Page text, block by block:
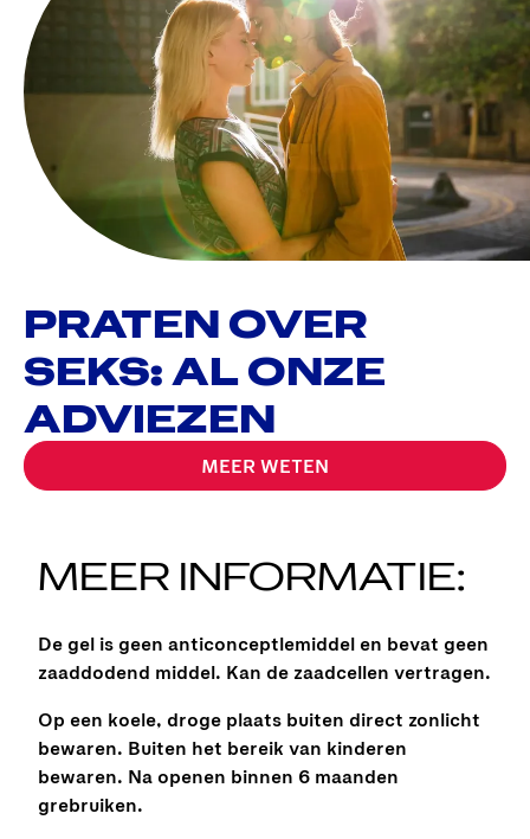
PRATEN OVER
SEKS: AL ONZE
ADVIEZEN
MEER WETEN
MEER INFORMATIE:
De gel is geen anticonceptlemiddel en bevat geen
zaaddodend middel. Kan de zaadcellen vertragen.
Op een koele, droge plaats buiten direct zonlicht
bewaren. Buiten het bereik van kinderen
bewaren. Na openen binnen 6 maanden
grebruiken.